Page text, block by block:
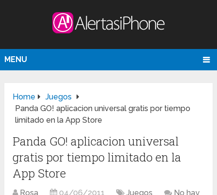
MENU
Home
Juegos
Panda GO! aplicacion universal gratis por tiempo
limitado en la App Store
Panda GO! aplicacion universal
gratis por tiempo limitado en la
App Store
Rosa 04/06/2011 Juegos
No hay